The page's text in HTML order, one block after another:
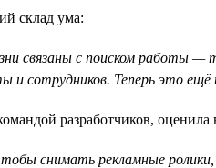
склад ума:
с поиском работы —
и сотрудников. Теперь это
разработчиков,
снимать рекламные ролики,